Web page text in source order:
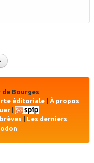
de Bourges
éditoriale | À propos
|
Les derniers